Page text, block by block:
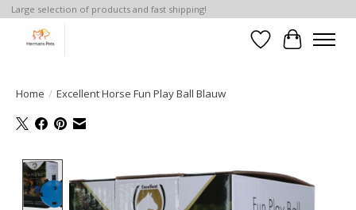
Large selection of products and fast shipping!
Verlanglijst
Home / Excellent Horse Fun Play Ball Blauw
Product image slideshow Items